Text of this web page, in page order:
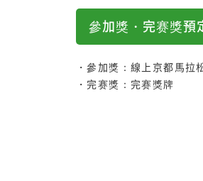
參加獎・完赛獎預
・參加獎：線上京都馬拉
・完赛獎：完赛獎牌